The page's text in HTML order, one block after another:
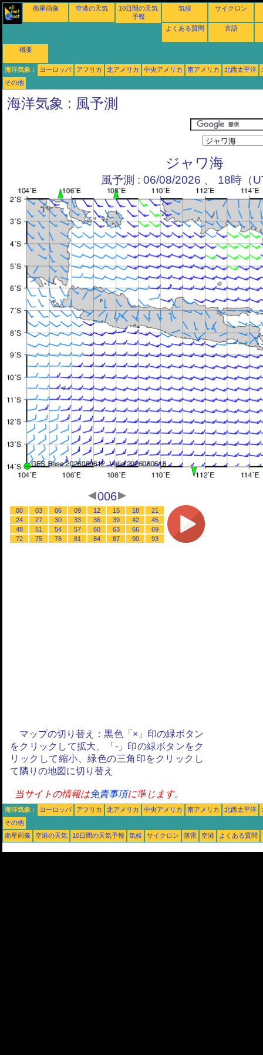
衛星画像 空港の天気
10日間の天気
予報
気候 サイクロン
よくある質問 言語
概要
海洋気象 : ヨーロッパ アフリカ 北アメリカ 中央アメリカ 南アメリカ 北西太平洋
その他
海洋気象 : 風予測
ジャワ海
風予測 : 06/08/2026 、 18時（
006
00 03 06 09 12 15 18
21
24
27 30 33 36 39 42
45
48
51 54 57 60 63 66
69
72
75 78 81 84 87 90 93
マップの切り替え：黒色「×」印の緑ボタン
をクリックして拡大、「-」印の緑ボタンをク
リックして縮小、緑色の三角印をクリックし
て隣りの地図に切り替え
当サイトの情報は免責事項に準じます。
海洋気象 : ヨーロッパ アフリカ 北アメリカ 中央アメリカ 南アメリカ 北西太平洋
その他
衛星画像
空港の天気 10日間の天気予報 気候 サイクロン 落雷 空港 よくある質問